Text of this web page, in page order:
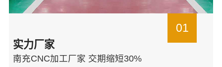
01
实力厂家
南充CNC加工厂家 交期缩短30%